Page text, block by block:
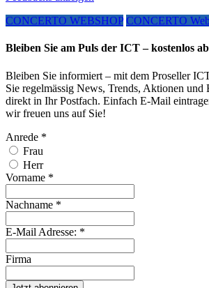
CONCERTO WEBSHOP CONCERTO
Bleiben Sie am Puls der ICT – kostenlos
Bleiben Sie informiert – mit dem Proseller
Sie regelmässig News, Trends, Aktionen
direkt in Ihr Postfach. Einfach E-Mail
wir freuen uns auf Sie!
Anrede *
Frau
Herr
Vorname *
Nachname *
E-Mail Adresse: *
Firma